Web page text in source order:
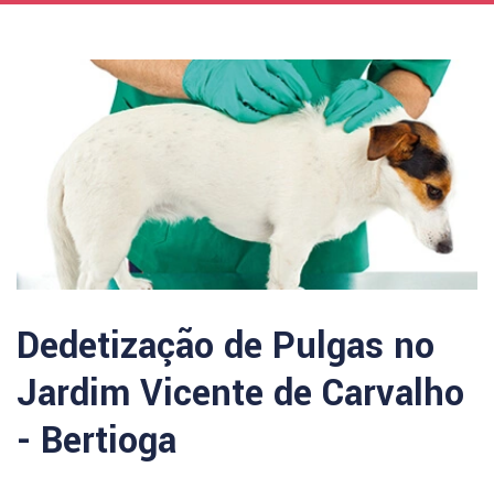
Dedetização de Pulgas no
Jardim Vicente de Carvalho
- Bertioga